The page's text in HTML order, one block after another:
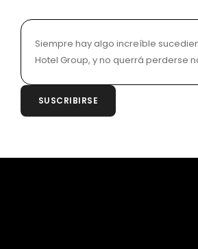
Siempre hay algo increíble
Hotel Group, y no querrá perderse
SUSCRIBIRSE